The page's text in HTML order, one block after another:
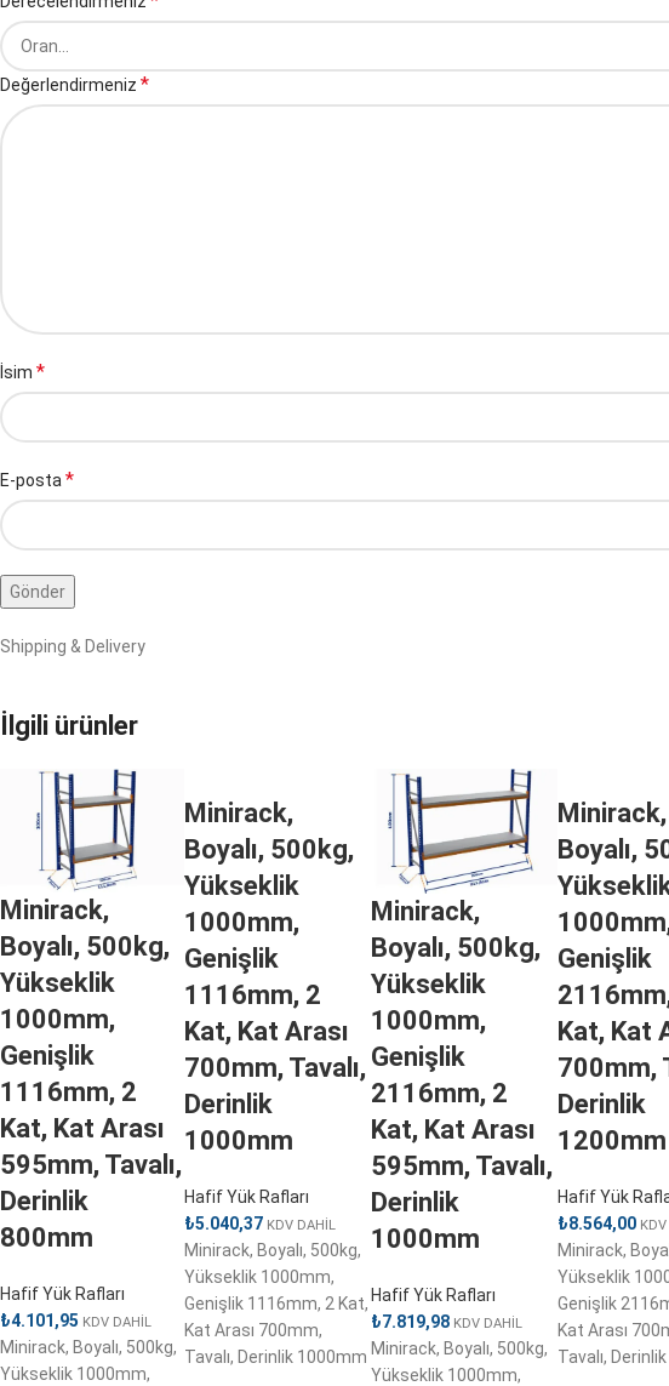
Değerlendirmeniz *
İsim *
E-posta *
Shipping & Delivery
İlgili ürünler
Minirack,
Boyalı, 500kg,
Yükseklik
1000mm,
Genişlik
1116mm, 2
Kat, Kat Arası
595mm, Tavalı,
Derinlik
800mm
Hafif Yük Rafları
₺4.101,95 KDV DAHİL
Minirack, Boyalı, 500kg,
Yükseklik 1000mm,
Minirack,
Boyalı, 500kg,
Yükseklik
1000mm,
Genişlik
1116mm, 2
Kat, Kat Arası
700mm, Tavalı,
Derinlik
1000mm
Hafif Yük Rafları
₺5.040,37 KDV DAHİL
Minirack, Boyalı, 500kg,
Yükseklik 1000mm,
Genişlik 1116mm, 2 Kat,
Kat Arası 700mm,
Tavalı, Derinlik 1000mm
Minirack,
Boyalı, 500kg,
Yükseklik
1000mm,
Genişlik
2116mm, 2
Kat, Kat Arası
595mm, Tavalı,
Derinlik
1000mm
Hafif Yük Rafları
₺7.819,98 KDV DAHİL
Minirack, Boyalı, 500kg,
Yükseklik 1000mm,
Minirack,
Boyalı,
Genişlik
Kat, Kat
700mm,
Derinlik
1200mm
Hafif Yük
₺8.564,00
Minirack,
Yükseklik
Genişlik
Kat Arası
Tavalı,